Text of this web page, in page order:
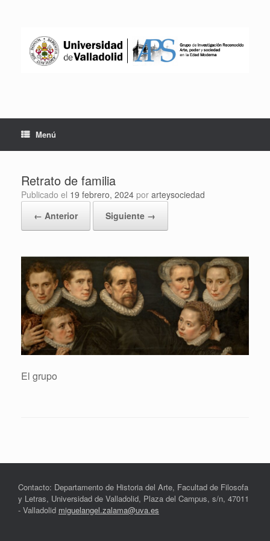
Menú
Retrato de familia
Publicado el 19 febrero, 2024 por arteysociedad
← Anterior
Siguiente →
El grupo
Contacto: Departamento de Historia del Arte, Facultad de Filosofa
y Letras, Universidad de Valladolid, Plaza del Campus, s/n, 47011
- Valladolid miguelangel.zalama@uva.es